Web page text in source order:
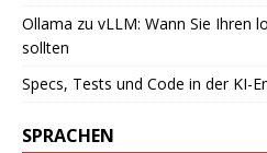
Ollama zu vLLM: Wann Sie Ihren
sollten
Specs, Tests und Code in der KI-
SPRACHEN